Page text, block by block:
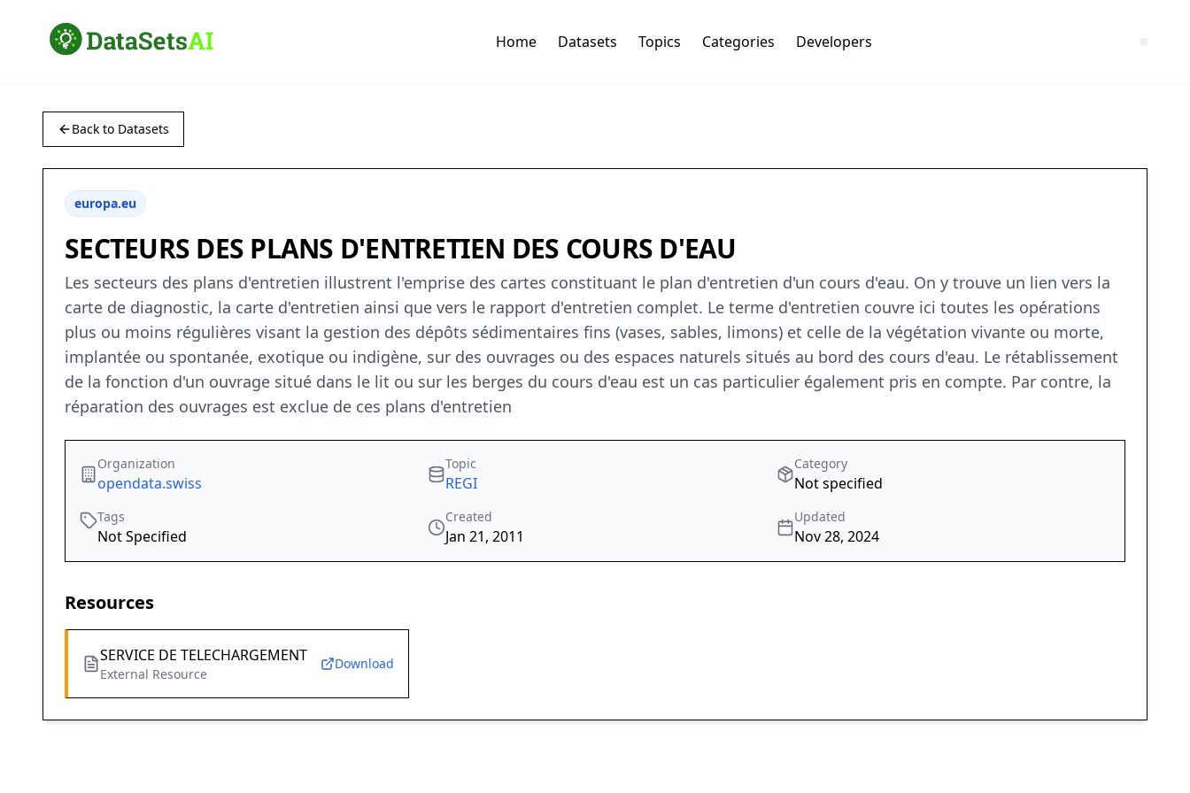
Home Datasets Topics Categories Developers
Back to Datasets
europa.eu
SECTEURS DES PLANS D'ENTRETIEN DES COURS D'EAU
Les secteurs des plans d'entretien illustrent l'emprise des cartes constituant le plan d'entretien d'un cours d'eau. On y trouve un lien vers la
carte de diagnostic, la carte d'entretien ainsi que vers le rapport d'entretien complet. Le terme d'entretien couvre ici toutes les opérations
plus ou moins régulières visant la gestion des dépôts sédimentaires fins (vases, sables, limons) et celle de la végétation vivante ou morte,
implantée ou spontanée, exotique ou indigène, sur des ouvrages ou des espaces naturels situés au bord des cours d'eau. Le rétablissement
de la fonction d'un ouvrage situé dans le lit ou sur les berges du cours d'eau est un cas particulier également pris en compte. Par contre, la
réparation des ouvrages est exclue de ces plans d'entretien
Organization
opendata.swiss
Topic
REGI
Category
Not specified
Tags
Not Specified
Created
Jan 21, 2011
Updated
Nov 28, 2024
Resources
SERVICE DE TELECHARGEMENT
External Resource
Download